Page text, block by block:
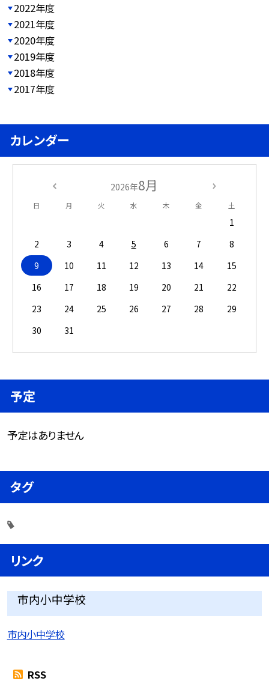
2022年度
2021年度
2020年度
2019年度
2018年度
2017年度
カレンダー
2026年8月
日 月 火 水 木 金 土
1
2
3 4 5 6 7
8
9
10 11 12 13 14
15
16
17 18 19 20 21
22
23
24 25 26 27 28
29
30
31
予定
予定はありません
タグ
リンク
市内小中学校
市内小中学校
RSS